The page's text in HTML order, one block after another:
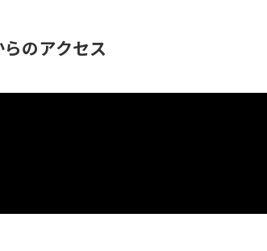
らのアクセス